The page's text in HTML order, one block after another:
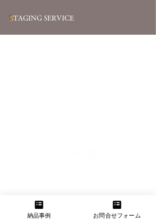
STAGING SERVICE
TEL：06-6160-3555 FAX：06-6160-3556
納品事例 お問合せフォーム